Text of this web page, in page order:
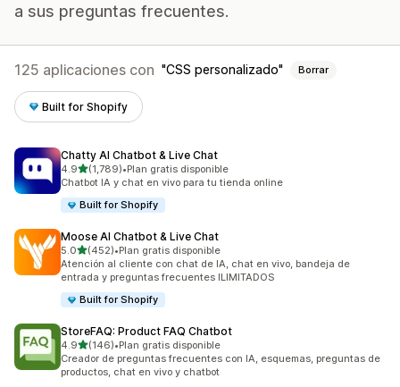
a sus preguntas frecuentes.
125 aplicaciones con CSS personalizado Borrar
Built for Shopify
Chatty AI Chatbot & Live Chat
4.9de 5 estrellas
(1,789)
1789 reseñas en total
•Plan gratis disponible
Chatbot IA y chat en vivo para tu tienda online
Built for Shopify
Moose AI Chatbot & Live Chat
5.0de 5 estrellas
(452)
452 reseñas en total
•Plan gratis disponible
Atención al cliente con chat de IA, chat en vivo, bandeja de
entrada y preguntas frecuentes ILIMITADOS
Built for Shopify
StoreFAQ: Product FAQ Chatbot
4.9de 5 estrellas
(146)
146 reseñas en total
•Plan gratis disponible
Creador de preguntas frecuentes con IA, esquemas, preguntas de
productos, chat en vivo y chatbot